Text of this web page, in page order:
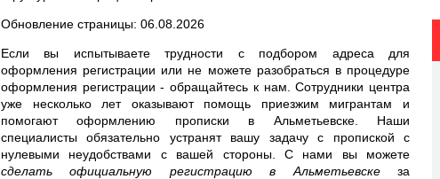
Обновление страницы: 06.08.2026
Если вы испытываете трудности с подбором адреса для
оформления регистрации или не можете разобраться в процедуре
оформления регистрации - обращайтесь к нам. Сотрудники центра
уже несколько лет оказывают помощь приезжим мигрантам и
помогают оформлению прописки в Альметьевске. Наши
специалисты обязательно устранят вашу задачу с пропиской с
нулевыми неудобствами с вашей стороны. С нами вы можете
сделать официальную регистрацию в Альметьевскеза